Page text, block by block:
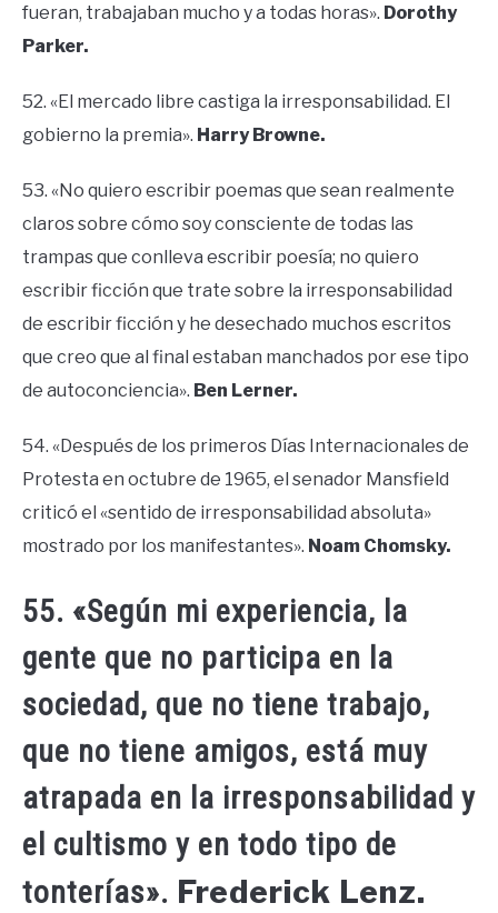
fueran, trabajaban mucho y a todas horas». Dorothy
Parker.
52. «El mercado libre castiga la irresponsabilidad. El
gobierno la premia». Harry Browne.
53. «No quiero escribir poemas que sean realmente
claros sobre cómo soy consciente de todas las
trampas que conlleva escribir poesía; no quiero
escribir ficción que trate sobre la irresponsabilidad
de escribir ficción y he desechado muchos escritos
que creo que al final estaban manchados por ese tipo
de autoconciencia». Ben Lerner.
54. «Después de los primeros Días Internacionales de
Protesta en octubre de 1965, el senador Mansfield
criticó el «sentido de irresponsabilidad absoluta»
mostrado por los manifestantes». Noam Chomsky.
55. «Según mi experiencia, la
gente que no participa en la
sociedad, que no tiene trabajo,
que no tiene amigos, está muy
atrapada en la irresponsabilidad y
el cultismo y en todo tipo de
tonterías». Frederick Lenz.